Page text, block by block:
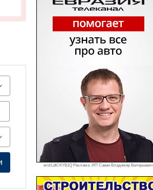
erid:LdtCKYB1Q Реклама. ИП Савин Владимир Валерьевич